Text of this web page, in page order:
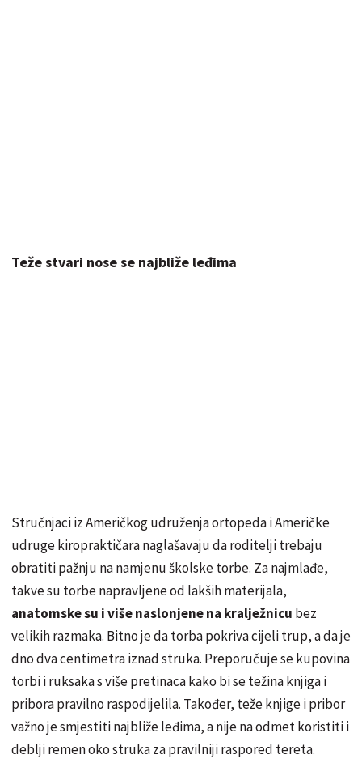
Teže stvari nose se najbliže leđima
Stručnjaci iz Američkog udruženja ortopeda i Američke
udruge kiropraktičara naglašavaju da roditelji trebaju
obratiti pažnju na namjenu školske torbe. Za najmlađe,
takve su torbe napravljene od lakših materijala,
anatomske su i više naslonjene na kralježnicu bez
velikih razmaka. Bitno je da torba pokriva cijeli trup, a da je
dno dva centimetra iznad struka. Preporučuje se kupovina
torbi i ruksaka s više pretinaca kako bi se težina knjiga i
pribora pravilno raspodijelila. Također, teže knjige i pribor
važno je smjestiti najbliže leđima, a nije na odmet koristiti i
deblji remen oko struka za pravilniji raspored tereta.